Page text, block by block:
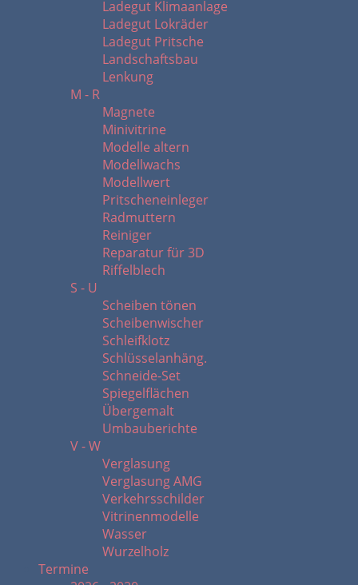
Ladegut Klimaanlage
Ladegut Lokräder
Ladegut Pritsche
Landschaftsbau
Lenkung
M - R
Magnete
Minivitrine
Modelle altern
Modellwachs
Modellwert
Pritscheneinleger
Radmuttern
Reiniger
Reparatur für 3D
Riffelblech
S - U
Scheiben tönen
Scheibenwischer
Schleifklotz
Schlüsselanhäng.
Schneide-Set
Spiegelflächen
Übergemalt
Umbauberichte
V - W
Verglasung
Verglasung AMG
Verkehrsschilder
Vitrinenmodelle
Wasser
Wurzelholz
Termine